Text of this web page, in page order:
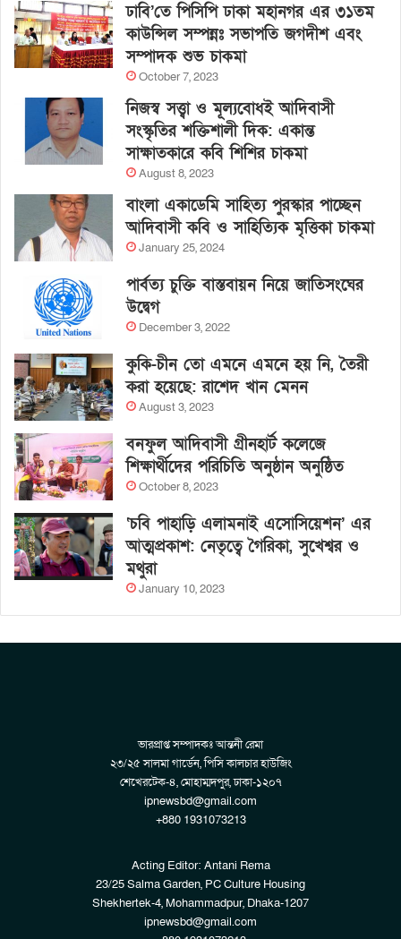
ঢাবি’তে পিসিপি ঢাকা মহানগর এর ৩১তম
কাউন্সিল সম্পন্নঃ সভাপতি জগদীশ এবং
সম্পাদক শুভ চাকমা
October 7, 2023
নিজস্ব সত্ত্বা ও মূল্যবোধই আদিবাসী
সংস্কৃতির শক্তিশালী দিক: একান্ত
সাক্ষাতকারে কবি শিশির চাকমা
August 8, 2023
বাংলা একাডেমি সাহিত্য পুরস্কার পাচ্ছেন
আদিবাসী কবি ও সাহিত্যিক মৃত্তিকা চাকমা
January 25, 2024
পার্বত্য চুক্তি বাস্তবায়ন নিয়ে জাতিসংঘের
উদ্বেগ
December 3, 2022
কুকি-চীন তো এমনে এমনে হয় নি, তৈরী
করা হয়েছে: রাশেদ খান মেনন
August 3, 2023
বনফুল আদিবাসী গ্রীনহার্ট কলেজে
শিক্ষার্থীদের পরিচিতি অনুষ্ঠান অনুষ্ঠিত
October 8, 2023
‘চবি পাহাড়ি এলামনাই এসোসিয়েশন’ এর
আত্মপ্রকাশ: নেতৃত্বে গৈরিকা, সুখেশ্বর ও
মথুরা
January 10, 2023
ভারপ্রাপ্ত সম্পাদকঃ আন্তনী রেমা
২৩/২৫ সালমা গার্ডেন, পিসি কালচার হাউজিং
শেখেরটেক-৪, মোহাম্মদপুর, ঢাকা-১২০৭
ipnewsbd@gmail.com
+880 1931073213
Acting Editor: Antani Rema
23/25 Salma Garden, PC Culture Housing
Shekhertek-4, Mohammadpur, Dhaka-1207
ipnewsbd@gmail.com